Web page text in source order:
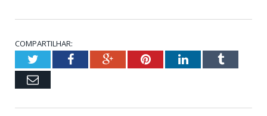
COMPARTILHAR:
TwitterFacebookGoogle+PinterestLinkedInTumblr
Email